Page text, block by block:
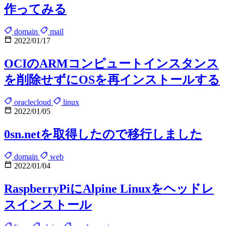
作ってみる
domain
mail
2022/01/17
OCIのARMコンピュートインスタンス
を削除せずにOSを再インストールする
oraclecloud
linux
2022/01/05
0sn.netを取得したので移行しました
domain
web
2022/01/04
RaspberryPiにAlpine Linuxをヘッドレ
スインストール